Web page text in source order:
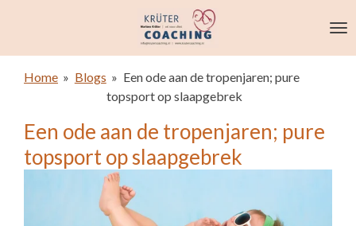
naar
Home » Blogs » Een ode aan de tropenjaren; pure
topsport op slaapgebrek
Een ode aan de tropenjaren; pure
topsport op slaapgebrek